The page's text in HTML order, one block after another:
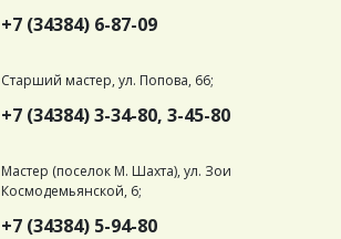
+7 (34384) 6-87-09
Старший мастер, ул. Попова, 66;
+7 (34384) 3-34-80, 3-45-80
Мастер (поселок М. Шахта), ул. Зои
Космодемьянской, 6;
+7 (34384) 5-94-80